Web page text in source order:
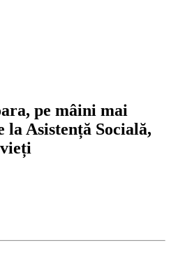
pe mâini mai
Asistență Socială,